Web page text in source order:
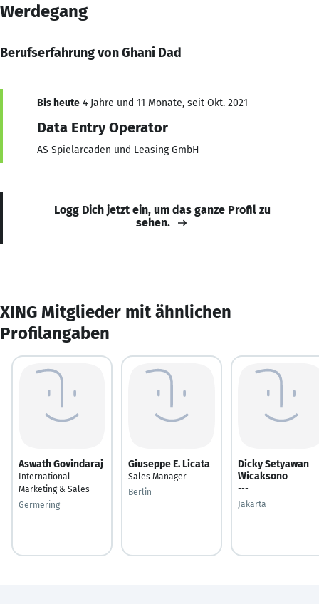
Werdegang
Berufserfahrung von Ghani Dad
Bis heute 4 Jahre und 11 Monate, seit Okt. 2021
Data Entry Operator
AS Spielarcaden und Leasing GmbH
Logg Dich jetzt ein, um das ganze Profil zu
sehen.
XING Mitglieder mit ähnlichen
Profilangaben
Aswath Govindaraj
International
Marketing & Sales
Germering
Giuseppe E. Licata
Sales Manager
Berlin
Dicky Setyawan
Wicaksono
---
Jakarta